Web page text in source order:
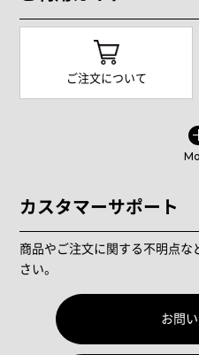
ご注文について
カスタマーサポート
商品やご注文に関する不明点な
さい。
お問